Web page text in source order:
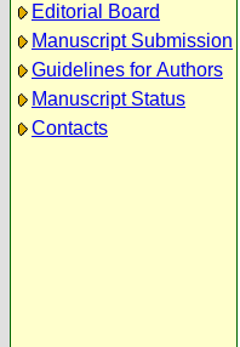
Editorial Board
Manuscript Submission
Guidelines for Authors
Manuscript Status
Contacts